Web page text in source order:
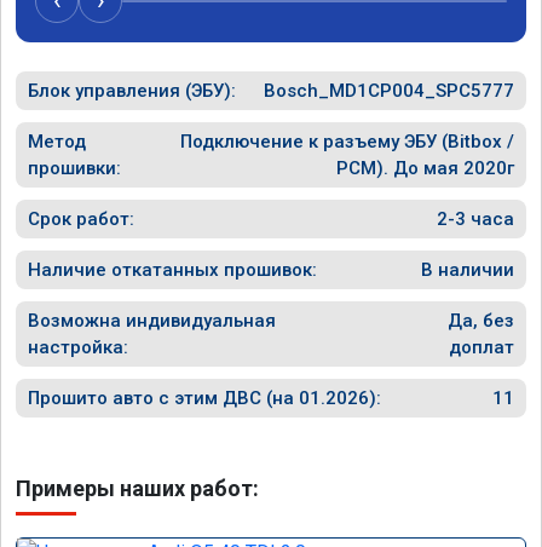
Блок управления (ЭБУ): Bosch_MD1CP004_SPC5777
Метод
прошивки:
Подключение к разъему ЭБУ (Bitbox /
PCM). До мая 2020г
Срок работ: 2-3 часа
Наличие откатанных прошивок: В наличии
Возможна индивидуальная
настройка:
Да, без
доплат
Прошито авто с этим ДВС (на 01.2026): 11
Примеры наших работ: